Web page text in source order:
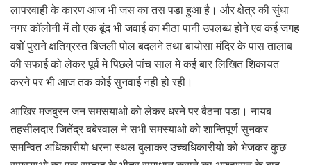
लापरवाही के कारण आज भी जस का तस पडा हुआ है। और क्षेत्र की सुंधा
नगर कॉलोनी में तो एक बूंद भी जवाई का मीठा पानी उपलब्ध होने एव कई जगह
वषोॅ पुराने क्षतिग्रस्त बिजली पोल बदलने तथा बायोसा मंदिर के पास तालाब
की सफाई को लेकर पूर्व मे पिछले पांच साल मे कई बार लिखित शिकायत
करने पर भी आज तक कोई सुनवाई नही हो रही।
आखिर मजबुरन जन समसयाओ को लेकर धरने पर बैठना पडा। नायब
तहसीलदार जितेंद्र बबेरवाल ने सभी समस्याओ को शान्तिपूर्ण सुनकर
समन्वित अधिकारीयो धरना स्थल बुलाकर उच्चधिकारीयो को भेजकर कुछ